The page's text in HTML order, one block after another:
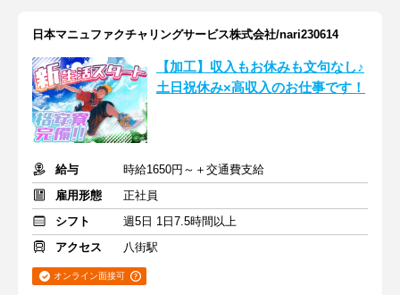
日本マニュファクチャリングサービス株式会社/nari230614
【加工】収入もお休みも文句なし♪
土日祝休み×高収入のお仕事です！
給与
時給1650円～＋交通費支給
雇用形態
正社員
シフト
週5日 1日7.5時間以上
アクセス
八街駅
オンライン面接可